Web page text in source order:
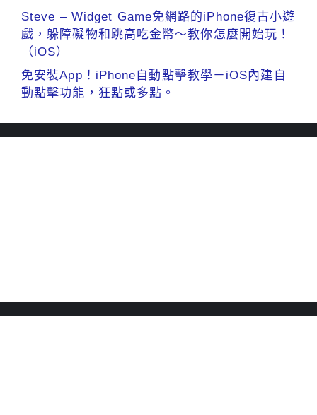
Steve – Widget Game免網路的iPhone復古小遊
戲，躲障礙物和跳高吃金幣～教你怎麼開始玩！
（iOS）
免安裝App！iPhone自動點擊教學－iOS內建自
動點擊功能，狂點或多點。